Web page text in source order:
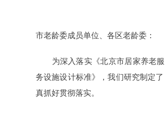
市老龄委成员单位、各区老龄委：
为深入落实《北京市居家养老服
务设施设计标准》，我们研究制定
真抓好贯彻落实。